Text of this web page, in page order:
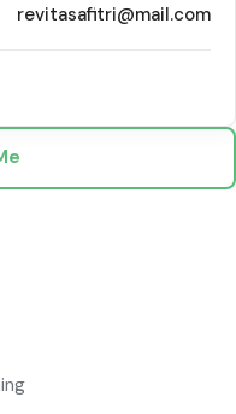
revitasafitri@mail.com